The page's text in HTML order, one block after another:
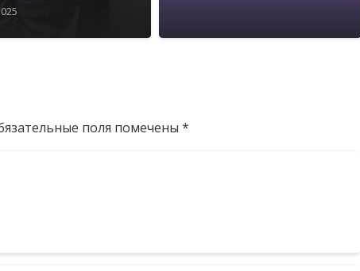
поля помечены *